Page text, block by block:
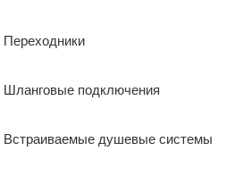
Переходники
Шланговые подключения
Встраиваемые душевые системы